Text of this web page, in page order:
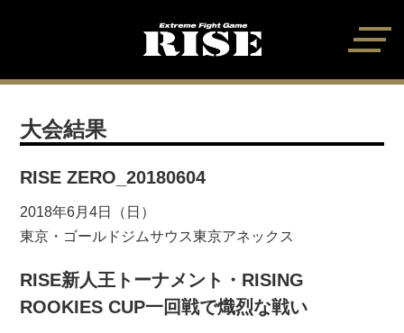
大会結果
RISE ZERO_20180604
2018年6月4日（日）
東京・ゴールドジムサウス東京アネックス
RISE新人王トーナメント・RISING
ROOKIES CUP一回戦で熾烈な戦い